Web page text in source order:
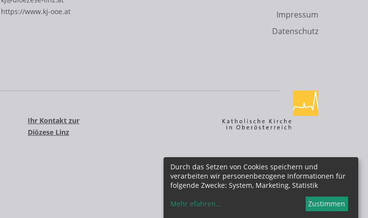
Impressum
Datenschutz
https://www.kj-ooe.at
Ihr Kontakt zur
Diözese Linz
Durch das Setzen von Cookies speichern und
verarbeiten wir personenbezogene Informationen für
folgende Zwecke: System, Marketing, Statistik
Mehr efahren... Zustimmen